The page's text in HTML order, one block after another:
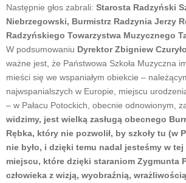
Następnie głos zabrali: Starosta Radzyński
Niebrzegowski, Burmistrz Radzynia Jerzy
Radzyńskiego Towarzystwa Muzycznego
W podsumowaniu Dyrektor Zbigniew Czuryło
ważne jest, że Państwowa Szkoła Muzyczna
mieści się we wspaniałym obiekcie –
najwspanialszych w Europie, miejscu
– w Pałacu Potockich, obecnie odnowionym,
widzimy, jest wielką zasługą obecnego
Rębka, który nie pozwolił, by szkoły tu (w
nie było, i dzięki temu nadal jesteśmy w
miejscu, które dzięki staraniom Zygmunta
człowieka z wizją, wyobraźnią,